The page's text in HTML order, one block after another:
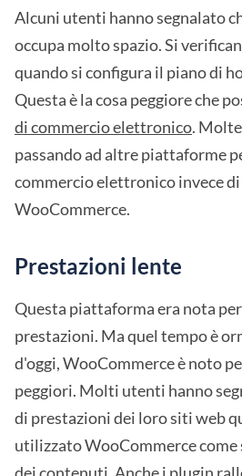
Alcuni utenti hanno segnalato
occupa molto spazio. Si
quando si configura il piano di
Questa è la cosa peggiore che
di commercio elettronico.
passando ad altre piattaforme
commercio elettronico invece di
WooCommerce.
Prestazioni lente
Questa piattaforma era nota
prestazioni. Ma quel tempo è
d'oggi, WooCommerce è noto
peggiori. Molti utenti hanno
di prestazioni dei loro siti web
utilizzato WooCommerce come